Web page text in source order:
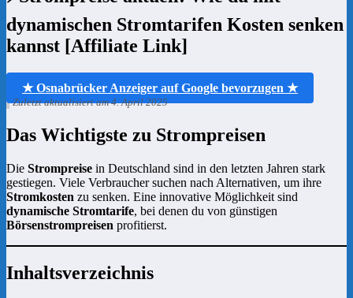
dynamischen Stromtarifen Kosten senken
kannst [Affiliate Link]
★ Osnabrücker Anzeiger auf Google bevorzugen ★
Zuletzt aktualisiert am 4. April 2025
Das Wichtigste zu Strompreisen
Die Strompreise in Deutschland sind in den letzten Jahren stark
gestiegen. Viele Verbraucher suchen nach Alternativen, um ihre
Stromkosten zu senken. Eine innovative Möglichkeit sind
dynamische Stromtarife, bei denen du von günstigen
Börsenstrompreisen profitierst.
Inhaltsverzeichnis